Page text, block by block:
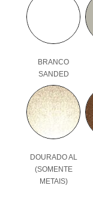
BRANCO
SANDED
DOURADO AL
(SOMENTE
METAIS)